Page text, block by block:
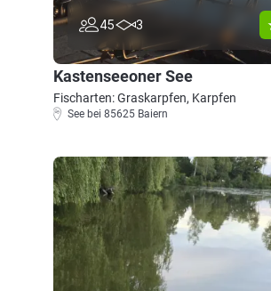
45 3
Kastenseeoner See
Fischarten: Graskarpfen, Karpfen
See bei 85625 Baiern